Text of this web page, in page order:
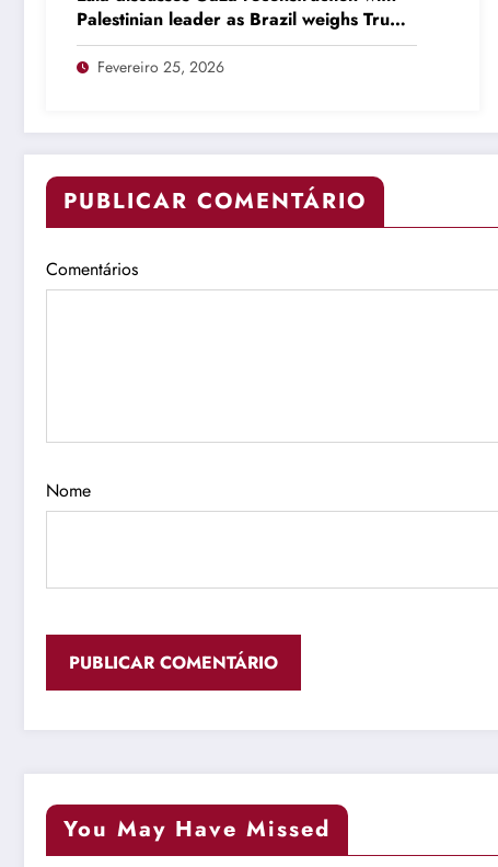
Palestinian leader as Brazil weighs Trump
invitation
Fevereiro 25, 2026
PUBLICAR COMENTÁRIO
Comentários
Nome
You May Have Missed